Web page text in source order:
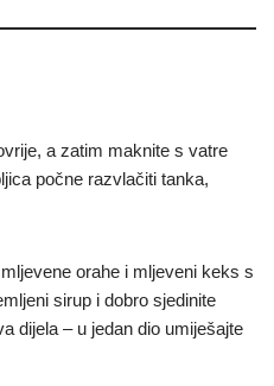
a zatim maknite s vatre
počne razvlačiti tanka,
orahe i mljeveni keks s
sirup i dobro sjedinite
dijela – u jedan dio umiješajte